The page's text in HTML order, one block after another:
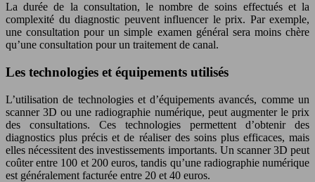
La durée de la consultation, le nombre de soins effectués et la
complexité du diagnostic peuvent influencer le prix. Par exemple,
une consultation pour un simple examen général sera moins chère
qu’une consultation pour un traitement de canal.
Les technologies et équipements utilisés
L’utilisation de technologies et d’équipements avancés, comme un
scanner 3D ou une radiographie numérique, peut augmenter le prix
des consultations. Ces technologies permettent d’obtenir des
diagnostics plus précis et de réaliser des soins plus efficaces, mais
elles nécessitent des investissements importants. Un scanner 3D peut
coûter entre 100 et 200 euros, tandis qu’une radiographie numérique
est généralement facturée entre 20 et 40 euros.